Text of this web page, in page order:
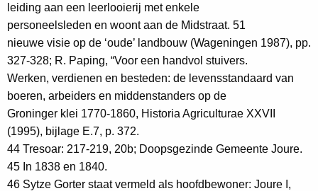
leiding aan een leerlooierij met enkele
personeelsleden en woont aan de Midstraat. 51
nieuwe visie op de ‘oude’ landbouw (Wageningen 1987), pp.
327-328; R. Paping, “Voor een handvol stuivers.
Werken, verdienen en besteden: de levensstandaard van
boeren, arbeiders en middenstanders op de
Groninger klei 1770-1860, Historia Agriculturae XXVII
(1995), bijlage E.7, p. 372.
44 Tresoar: 217-219, 20b; Doopsgezinde Gemeente Joure.
45 In 1838 en 1840.
46 Sytze Gorter staat vermeld als hoofdbewoner: Joure I,